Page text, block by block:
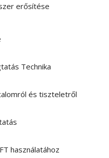
erősítése
Technika
és tiszteletről
használatához